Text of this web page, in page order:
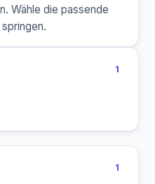
Wähle die passende
1
1